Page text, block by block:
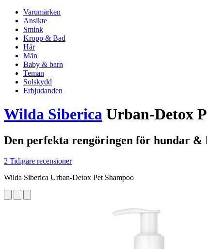
Varumärken
Ansikte
Smink
Kropp & Bad
Hår
Män
Baby & barn
Teman
Solskydd
Erbjudanden
Wilda Siberica Urban-Detox
Den perfekta rengöringen för hundar &
2 Tidigare recensioner
Wilda Siberica Urban-Detox Pet Shampoo